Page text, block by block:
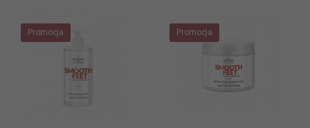
Promocja Promocja